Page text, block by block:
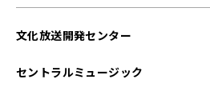
2024年07月
文化放送開発センター
セントラルミュージック